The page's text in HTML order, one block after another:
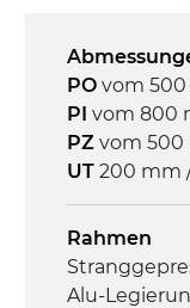
4,6 m/
Steuerung
On/Off, E-
PO vom
PI vom 800
PZ vom 500
UT 200 mm
Rahmen
Alu-